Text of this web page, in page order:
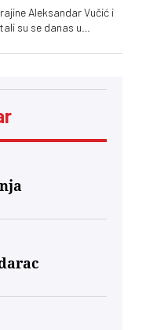
Aleksandar Vučić i
su se danas u
infrastrukturi i
Ukrajine